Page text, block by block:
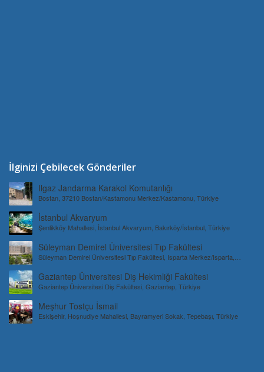
İlginizi Çebilecek Gönderiler
Ilgaz Jandarma Karakol Komutanlığı
Bostan, 37210 Bostan/Kastamonu Merkez/Kastamonu, Türkiye
İstanbul Akvaryum
Şenlikköy Mahallesi, İstanbul Akvaryum, Bakırköy/İstanbul, Türkiye
Süleyman Demirel Üniversitesi Tıp Fakültesi
Süleyman Demirel Üniversitesi Tıp Fakültesi, Isparta Merkez/Isparta,
Gaziantep Üniversitesi Diş Hekimliği Fakültesi
Gaziantep Üniversitesi Diş Fakültesi, Gaziantep, Türkiye
Meşhur Tostçu İsmail
Eskişehir, Hoşnudiye Mahallesi, Bayramyeri Sokak, Tepebaşı, Türkiye